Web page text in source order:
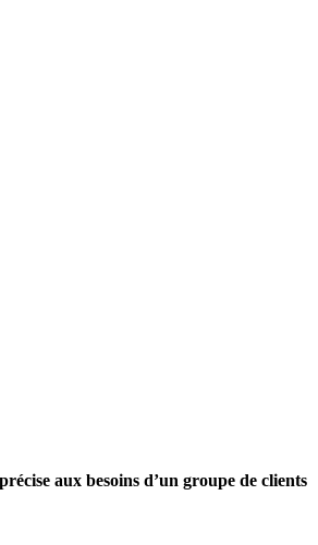
aux besoins d’un groupe de clients